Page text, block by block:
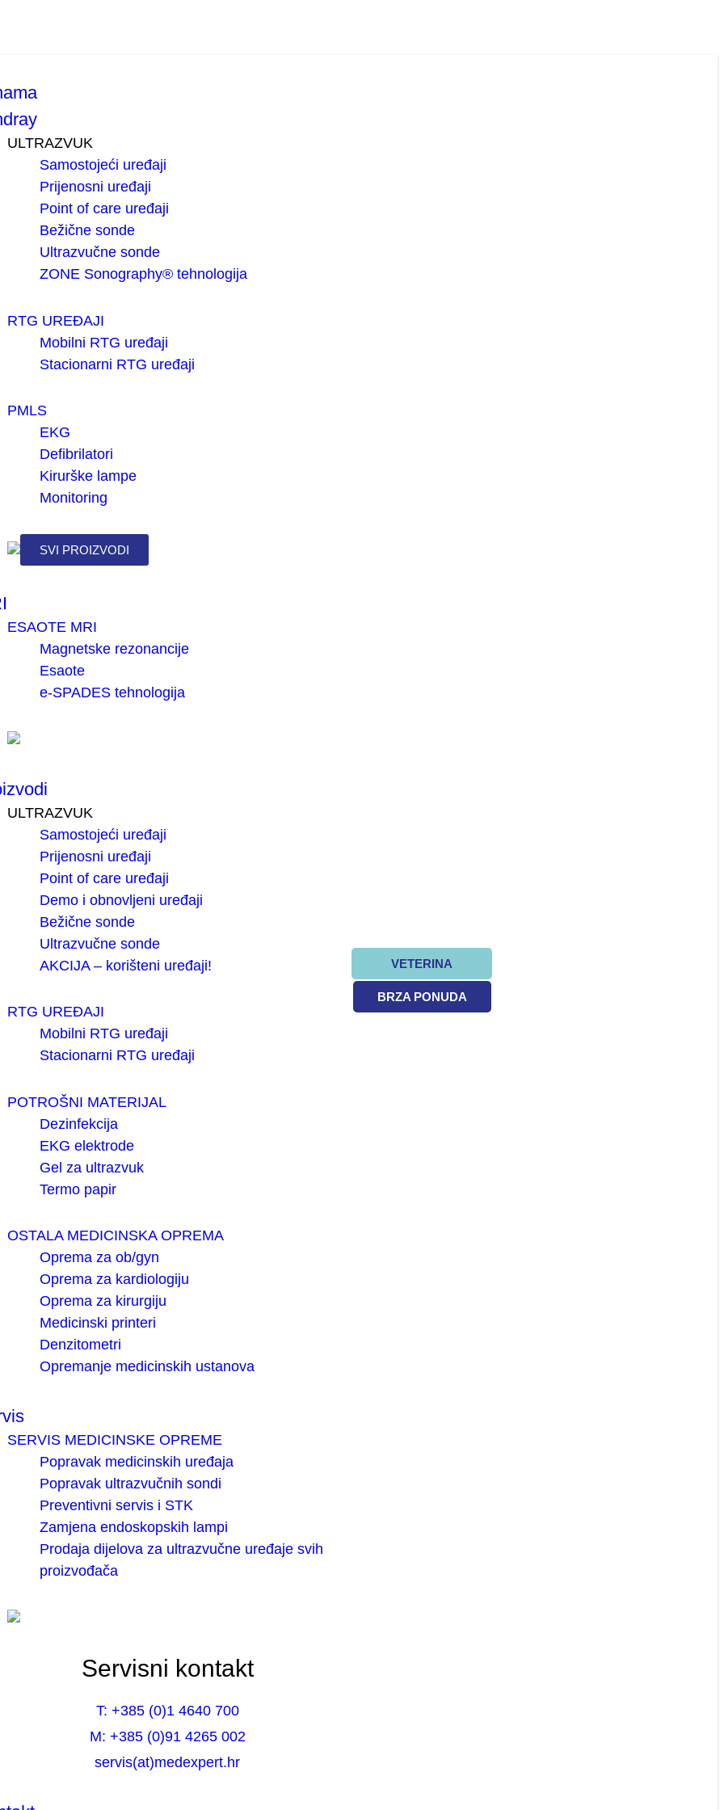
ULTRAZVUK
Samostojeći uređaji
Prijenosni uređaji
Point of care uređaji
Bežične sonde
Ultrazvučne sonde
ZONE Sonography® tehnologija
RTG UREĐAJI
Mobilni RTG uređaji
Stacionarni RTG uređaji
PMLS
EKG
Defibrilatori
Kirurške lampe
Monitoring
SVI PROIZVODI
ESAOTE MRI
Magnetske rezonancije
Esaote
e-SPADES tehnologija
ULTRAZVUK
Samostojeći uređaji
Prijenosni uređaji
Point of care uređaji
Demo i obnovljeni uređaji
Bežične sonde
Ultrazvučne sonde
AKCIJA – korišteni uređaji!
RTG UREĐAJI
Mobilni RTG uređaji
Stacionarni RTG uređaji
POTROŠNI MATERIJAL
Dezinfekcija
EKG elektrode
Gel za ultrazvuk
Termo papir
OSTALA MEDICINSKA OPREMA
Oprema za ob/gyn
Oprema za kardiologiju
Oprema za kirurgiju
Medicinski printeri
Denzitometri
Opremanje medicinskih ustanova
SERVIS MEDICINSKE OPREME
Popravak medicinskih uređaja
Popravak ultrazvučnih sondi
Preventivni servis i STK
Zamjena endoskopskih lampi
Prodaja dijelova za ultrazvučne uređaje svih
proizvođača
Servisni kontakt
T: +385 (0)1 4640 700
M: +385 (0)91 4265 002
servis(at)medexpert.hr
VETERINA
BRZA PONUDA